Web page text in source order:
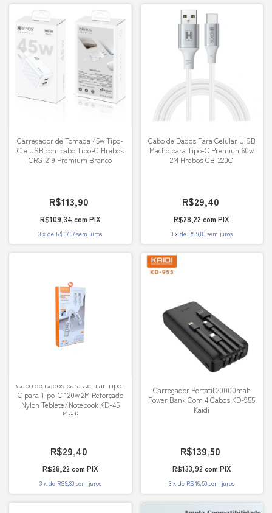
Carregador de Tomada 45w Tipo-
C e USB com cabo Tipo-C Hrebos
CRG-219 Premium Branco
R$113,90
R$109,34 com PIX
3 xde R$37,97 sem juros
Cabo de Dados Para Celular UISB
Macho para Tipo-C Premiun 60w
2M Hrebos CB-220C
R$29,40
R$28,22com PIX
3 xde R$9,80 sem juros
Cabo de Dados para Celular Tipo-
C para Tipo-C 120w 2M Reforçado
Nylon Teblete/Notebook KD-45
Kaidi
R$29,40
R$28,22 com PIX
3 x de R$9,80 sem juros
Carregador Portatil 20000mah
Power Bank Com 4 Cabos KD-955
Kaidi
R$139,50
R$133,92 com PIX
3 xde R$46,50 sem juros